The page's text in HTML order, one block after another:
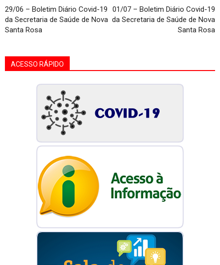
29/06 – Boletim Diário Covid-19
da Secretaria de Saúde de Nova
Santa Rosa
01/07 – Boletim Diário Covid-19
da Secretaria de Saúde de Nova
Santa Rosa
ACESSO RÁPIDO